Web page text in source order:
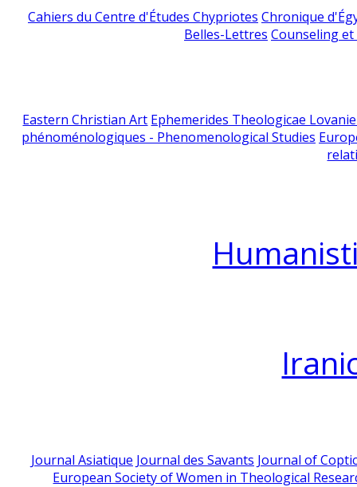
Cahiers du Centre d'Études Chypriotes Chronique
Belles-Lettres Counseling
Eastern Christian Art Ephemerides Theologicae
phénoménologiques - Phenomenological Studies
Journal Asiatique Journal des Savants Journal of
European Society of Women in Theological